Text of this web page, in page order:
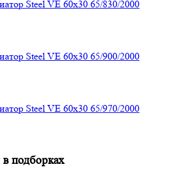
Steel VE 60х30 65/830/2000
Steel VE 60х30 65/900/2000
Steel VE 60х30 65/970/2000
в подборках